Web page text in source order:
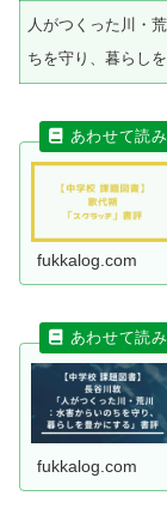
人がつくった川・
ちを守り、暮らし
fukkalog.com
fukkalog.com